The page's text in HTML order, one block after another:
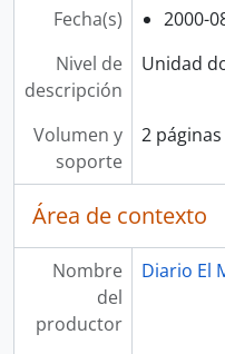
Fecha(s)
2000-
Nivel de
descripción
Unidad
Volumen y
soporte
2 páginas
Área de contexto
Nombre
del
productor
Diario El